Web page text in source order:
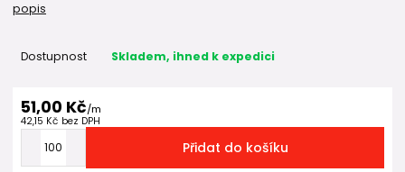
popis
Dostupnost Skladem, ihned k expedici
51,00 Kč/m
42,15 Kč bez DPH
Přidat do košíku